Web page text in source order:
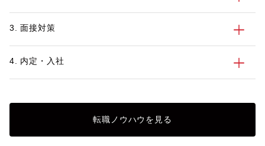
3. 面接対策
4. 内定・入社
転職ノウハウを見る